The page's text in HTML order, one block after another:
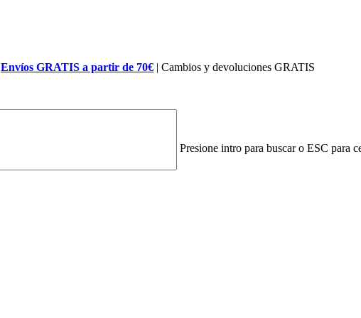
Envíos GRATIS a partir de 70€ | Cambios y devoluciones GRATIS
Presione intro para buscar o ESC para